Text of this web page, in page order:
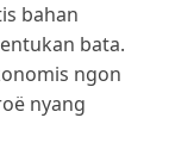
bahan
bata.
ngon
nyang